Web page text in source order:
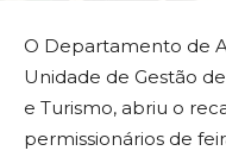
O Departamento de
Unidade de Gestão
e Turismo, abriu o
permissionários de